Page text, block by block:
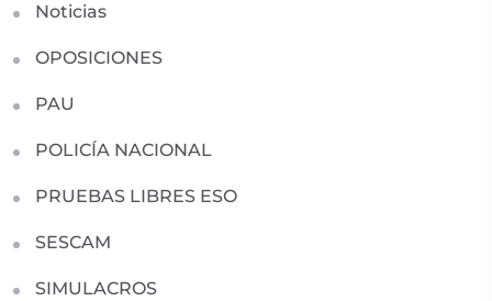
Noticias
OPOSICIONES
PAU
POLICÍA NACIONAL
PRUEBAS LIBRES ESO
SESCAM
SIMULACROS